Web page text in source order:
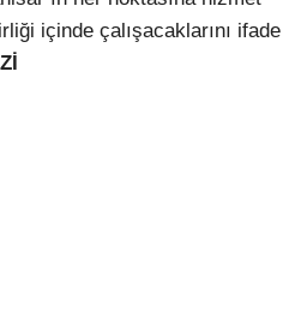
içinde çalışacaklarını ifade